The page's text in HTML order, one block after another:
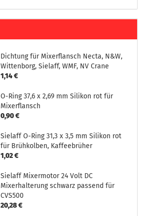
Dichtung für Mixerflansch Necta, N&W,
Wittenborg, Sielaff, WMF, NV Crane
1,14 €
O-Ring 37,6 x 2,69 mm Silikon rot für
Mixerflansch
0,90 €
Sielaff O-Ring 31,3 x 3,5 mm Silikon rot
für Brühkolben, Kaffeebrüher
1,02 €
Sielaff Mixermotor 24 Volt DC
Mixerhalterung schwarz passend für
CVS500
20,28 €